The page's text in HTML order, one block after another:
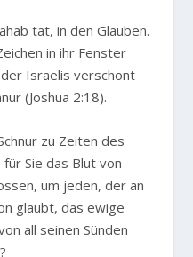
tat, in den Glauben.
in ihr Fenster
Israelis verschont
(Joshua 2:18).
zu Zeiten des
Sie das Blut von
um jeden, der an
glaubt, das ewige
all seinen Sünden